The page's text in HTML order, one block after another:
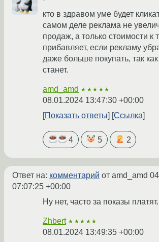
кто в здравом уме будет
самом деле реклама не
продаж, а только стоимости к
прибавляет, если рекламу
даже больше покупать, так
станет.
amd_amd ★★★★★
08.01.2024 13:47:30 +00:00
Показать ответы
Ссылка
4 5 2
Ответ на: комментарий от amd_amd
07:07:25 +00:00
Ну нет, часто за показы платят.
Zhbert ★★★★★
08.01.2024 13:49:35 +00:00